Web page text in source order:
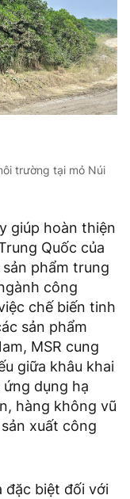
trường tại mỏ Núi
giúp hoàn thiện
Quốc của
phẩm trung
công
chế biến tinh
sản phẩm
MSR cung
giữa khâu khai
dụng hạ
hàng không vũ
xuất công
đặc biệt đối với